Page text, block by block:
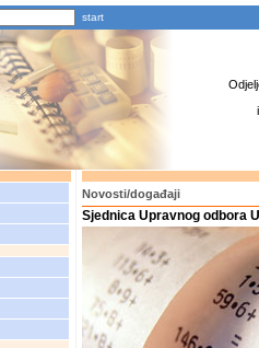
Novosti/događaji
Sjednica Upravnog odbora